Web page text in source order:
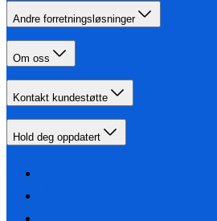
Andre forretningsløsninger
Om oss
Kontakt kundestøtte
Hold deg oppdatert